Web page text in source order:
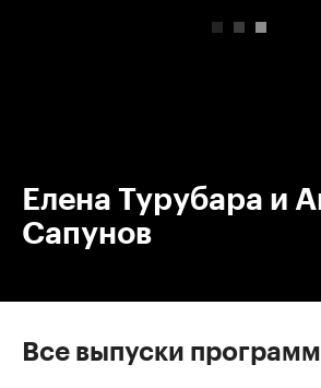
Елена Турубара и
Сапунов
Все выпуски